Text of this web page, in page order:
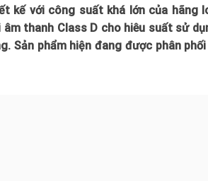
với công suất khá lớn của hãng
thanh Class D cho hiêu suất sử
Sản phẩm hiện đang được phân